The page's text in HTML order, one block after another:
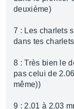
deuxième)
7 : Les charlets
dans tes
8 : Très bien le
pas celui de
même))
9 : 2.01 à 2.03